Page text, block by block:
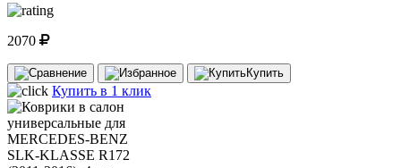
2070
Купить
Купить в 1 клик